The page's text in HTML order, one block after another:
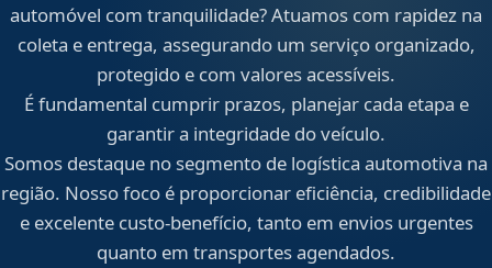
automóvel com tranquilidade? Atuamos com rapidez na
coleta e entrega, assegurando um serviço organizado,
protegido e com valores acessíveis.
É fundamental cumprir prazos, planejar cada etapa e
garantir a integridade do veículo.
Somos destaque no segmento de logística automotiva na
região. Nosso foco é proporcionar eficiência, credibilidade
e excelente custo-benefício, tanto em envios urgentes
quanto em transportes agendados.